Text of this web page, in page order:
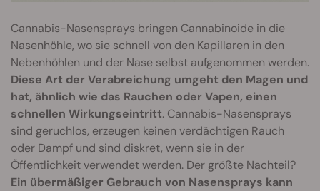
Cannabis-Nasensprays bringen Cannabinoide in die
Nasenhöhle, wo sie schnell von den Kapillaren in den
Nebenhöhlen und der Nase selbst aufgenommen werden.
Diese Art der Verabreichung umgeht den Magen und
hat, ähnlich wie das Rauchen oder Vapen, einen
schnellen Wirkungseintritt. Cannabis-Nasensprays
sind geruchlos, erzeugen keinen verdächtigen Rauch
oder Dampf und sind diskret, wenn sie in der
Öffentlichkeit verwendet werden. Der größte Nachteil?
Ein übermäßiger Gebrauch von Nasensprays kann